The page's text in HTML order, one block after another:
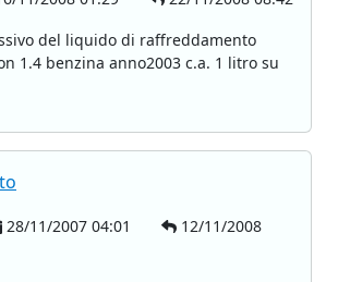
del liquido di raffreddamento
1.4 benzina anno2003 c.a. 1 litro su
28/11/2007 04:01
12/11/2008